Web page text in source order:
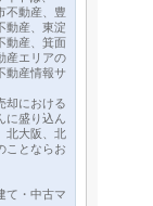
不動産、豊
動産、東淀
動産、箕面
産エリアの
動産情報サ
却における
に盛り込ん
北大阪、北
ことならお
て・中古マ